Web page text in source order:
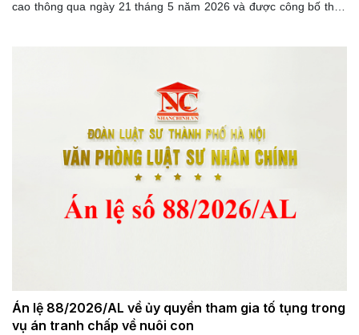
cao thông qua ngày 21 tháng 5 năm 2026 và được công bố theo
Án lệ 88/2026/AL về ủy quyền tham gia tố tụng trong
vụ án tranh chấp về nuôi con